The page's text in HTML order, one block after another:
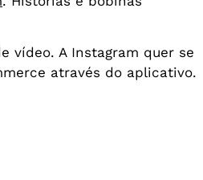
vídeo. A Instagram quer se
através do aplicativo.